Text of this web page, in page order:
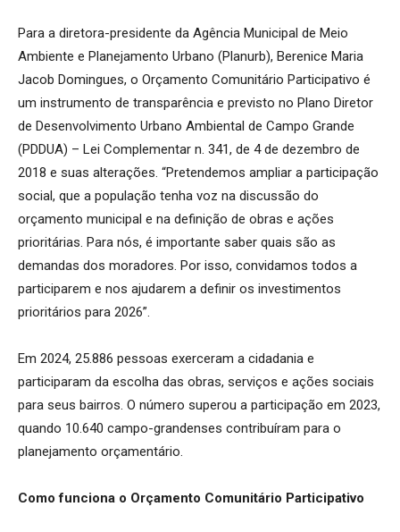
Para a diretora-presidente da Agência Municipal de Meio
Ambiente e Planejamento Urbano (Planurb), Berenice Maria
Jacob Domingues, o Orçamento Comunitário Participativo é
um instrumento de transparência e previsto no Plano Diretor
de Desenvolvimento Urbano Ambiental de Campo Grande
(PDDUA) – Lei Complementar n. 341, de 4 de dezembro de
2018 e suas alterações. “Pretendemos ampliar a participação
social, que a população tenha voz na discussão do
orçamento municipal e na definição de obras e ações
prioritárias. Para nós, é importante saber quais são as
demandas dos moradores. Por isso, convidamos todos a
participarem e nos ajudarem a definir os investimentos
prioritários para 2026”.
Em 2024, 25.886 pessoas exerceram a cidadania e
participaram da escolha das obras, serviços e ações sociais
para seus bairros. O número superou a participação em 2023,
quando 10.640 campo-grandenses contribuíram para o
planejamento orçamentário.
Como funciona o Orçamento Comunitário Participativo